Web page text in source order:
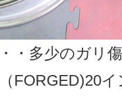
・多少のガリ
FORGED)20イ